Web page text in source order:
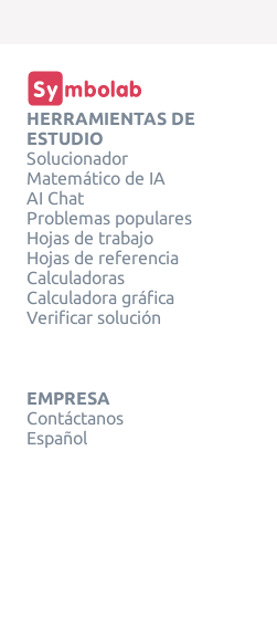
HERRAMIENTAS DE
ESTUDIO
Solucionador
Matemático de IA
AI Chat
Problemas populares
Hojas de trabajo
Hojas de referencia
Calculadoras
Calculadora gráfica
Verificar solución
EMPRESA
Contáctanos
Español